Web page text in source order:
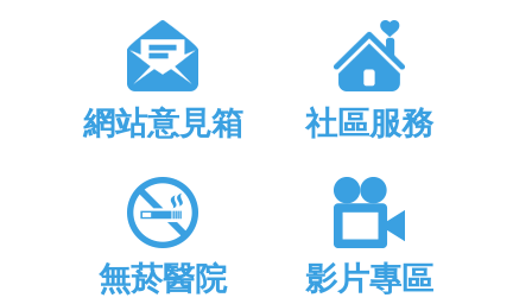
網站意見箱 社區服務
無菸醫院 影片專區